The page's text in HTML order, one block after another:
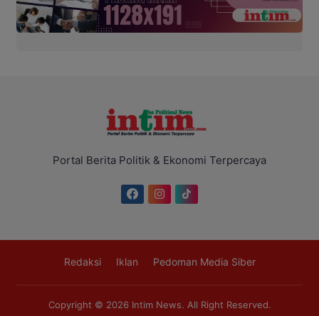
Portal Berita Politik & Ekonomi Terpercaya
Redaksi Iklan Pedoman Media Siber
Copyright © 2026 Intim News. All Right Reserved.